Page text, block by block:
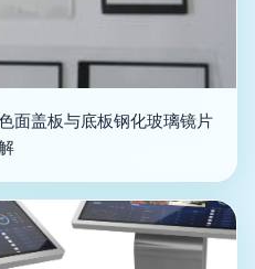
面盖板与底板钢化玻璃镜片